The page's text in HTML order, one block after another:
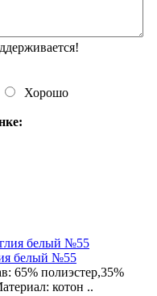
Хорошо
белый №55
65% полиэстер,35%
котон ..